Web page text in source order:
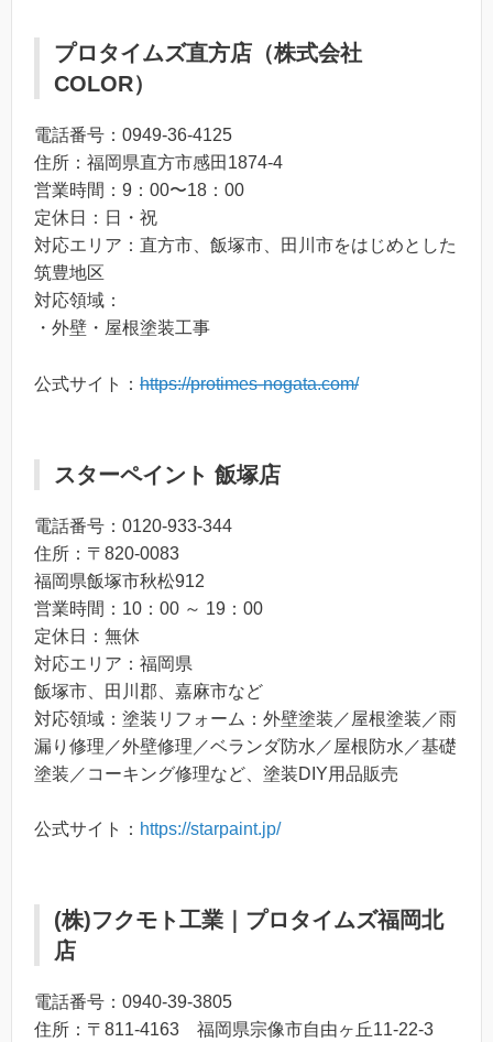
プロタイムズ直方店（株式会社
COLOR）
電話番号：0949-36-4125
住所：福岡県直方市感田1874-4
営業時間：9：00〜18：00
定休日：日・祝
対応エリア：直方市、飯塚市、田川市をはじめとした
筑豊地区
対応領域：
・外壁・屋根塗装工事
公式サイト： https://protimes-nogata.com/
スターペイント 飯塚店
電話番号：0120-933-344
住所：〒820-0083
福岡県飯塚市秋松912
営業時間：10：00 ～ 19：00
定休日：無休
対応エリア：福岡県
飯塚市、田川郡、嘉麻市など
対応領域：塗装リフォーム：外壁塗装／屋根塗装／雨
漏り修理／外壁修理／ベランダ防水／屋根防水／基礎
塗装／コーキング修理など、塗装DIY用品販売
公式サイト： https://starpaint.jp/
(株)フクモト工業｜プロタイムズ福岡北
店
電話番号：0940-39-3805
住所：〒811-4163 福岡県宗像市自由ヶ丘11-22-3